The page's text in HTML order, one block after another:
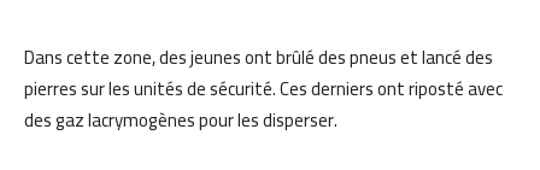
Dans cette zone, des jeunes ont brûlé des pneus et lancé des
pierres sur les unités de sécurité. Ces derniers ont riposté avec
des gaz lacrymogènes pour les disperser.